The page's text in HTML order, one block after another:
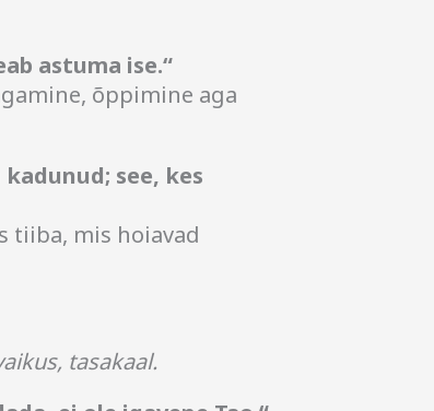
astuma ise.“
õppimine aga
see, kes
tiiba, mis hoiavad
tasakaal.